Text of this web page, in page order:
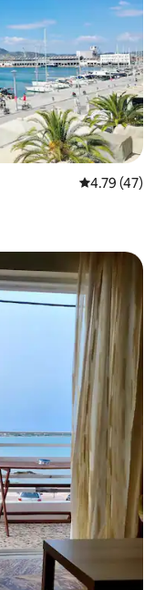
レビュー47
4.79 (47)